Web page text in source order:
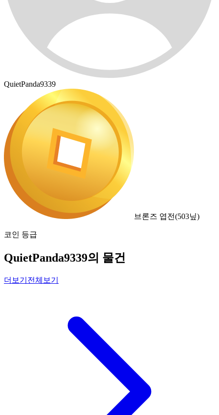
QuietPanda9339
브론즈 엽전(503닢)
코인 등급
QuietPanda9339의 물건
더보기 전체보기